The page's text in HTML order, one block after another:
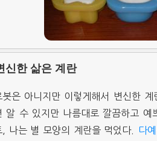
신한 삶은 계란
봇은 아니지만 이렇게해서 변신한 계
알 수 있지만 나름대로 깔끔하고 예
, 나는 별 모양의 계란을 먹었다.
다예